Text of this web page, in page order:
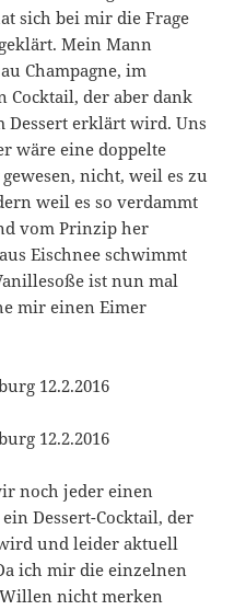
sich bei mir die Frage
Mein Mann
Champagne, im
Cocktail, der aber dank
Dessert erklärt wird. Uns
wäre eine doppelte
nicht, weil es zu
weil es so verdammt
vom Prinzip her
Eischnee schwimmt
ist nun mal
mir einen Eimer
noch jeder einen
Dessert-Cocktail, der
und leider aktuell
ich mir die einzelnen
nicht merken